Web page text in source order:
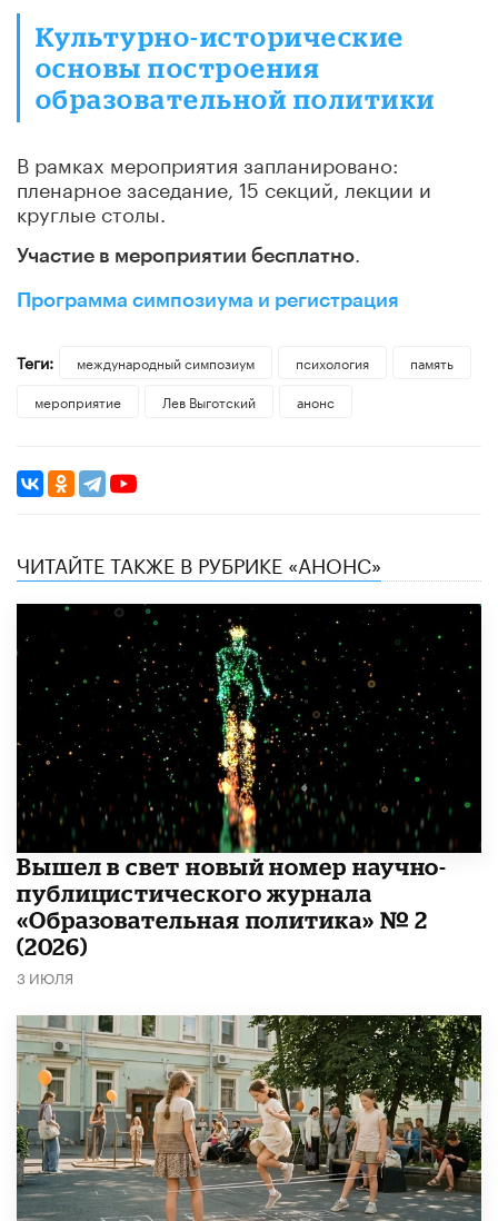
Культурно-исторические
основы построения
образовательной политики
В рамках мероприятия запланировано:
пленарное заседание, 15 секций, лекции и
круглые столы.
Участие в мероприятии бесплатно
Программа симпозиума и регистрация
Теги: международный симпозиум психология
память
мероприятие
Лев Выготский анонс
ЧИТАЙТЕ ТАКЖЕ В РУБРИКЕ «АНОНС»
Вышел в свет новый номер научно-
публицистического журнала
«Образовательная политика» № 2
(2026)
3 ИЮЛЯ